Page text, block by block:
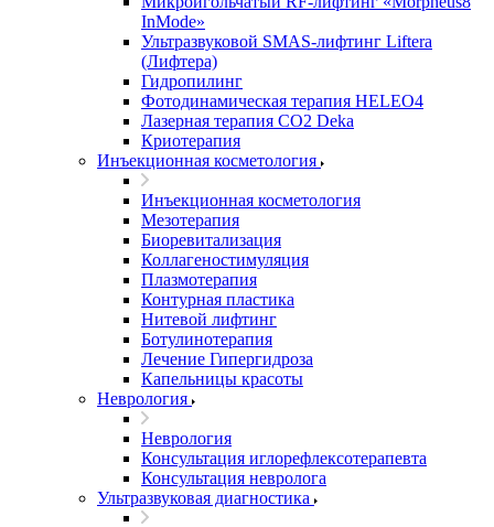
InMode»
Ультразвуковой SMAS-лифтинг Liftera
(Лифтера)
Гидропилинг
Фотодинамическая терапия HELEO4
Лазерная терапия CO2 Deka
Криотерапия
Инъекционная косметология
Инъекционная косметология
Мезотерапия
Биоревитализация
Коллагеностимуляция
Плазмотерапия
Контурная пластика
Нитевой лифтинг
Ботулинотерапия
Лечение Гипергидроза
Капельницы красоты
Неврология
Неврология
Консультация иглорефлексотерапевта
Консультация невролога
Ультразвуковая диагностика